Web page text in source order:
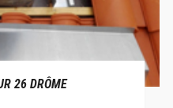
26 DRÔME